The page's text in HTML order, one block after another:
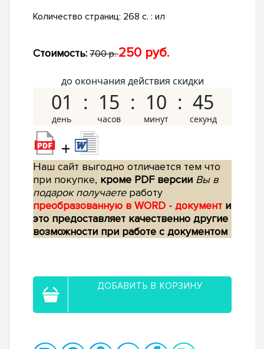
Количество страниц: 268 c. : ил
Стоимость: 700 р.250 руб.
до окончания действия скидки
01 15 10 44
+
Наш сайт выгодно отличается тем что
при покупке, кроме PDF версии Вы в
подарок получаетеработу
преобразованную в WORD - документ и
это предоставляет качественно другие
возможности при работе с документом
ДОБАВИТЬ В КОРЗИНУ